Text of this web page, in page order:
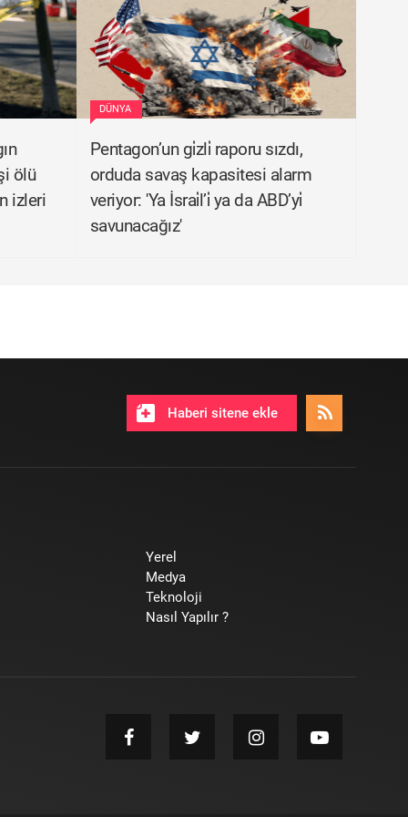
ölü
izleri
DÜNYA
Pentagon’un gi̇zli̇ raporu sızdı,
orduda savaş kapasitesi alarm
veriyor: 'Ya İsrai̇l’i̇ ya da ABD’yi̇
savunacağız'
Haberi sitene ekle
Yerel
Medya
Teknoloji
Nasıl Yapılır ?